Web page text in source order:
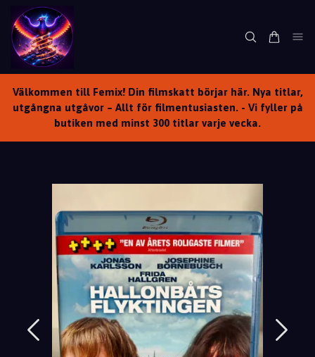
Välkommen till Femix! Din filmskatt börjar här. Nya titlar,
utgångna utgåvor – Allt för filmentusiasten. - Vi fyller på
butiken med minst 300 titlar varje vecka.